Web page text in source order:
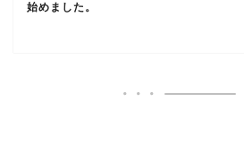
始めました。